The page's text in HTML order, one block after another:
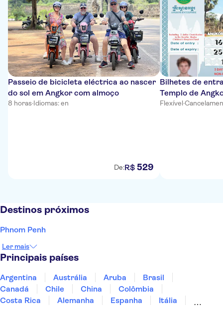
Passeio de bicicleta eléctrica ao nascer
do sol em Angkor com almoço
8 horas·Idiomas: en
De:R$ 529
Bilhetes de
Templo de
Flexível·
Destinos próximos
Phnom Penh
Ler mais
Principais países
Argentina Austrália Aruba
Brasil
Canadá
Chile China
Colômbia
Costa Rica
Alemanha Espanha
Itália